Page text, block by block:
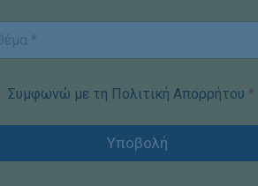
Συμφωνώ με τη Πολιτική Απορρήτου *
Υποβολή